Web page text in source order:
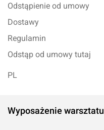
Odstąpienie od umowy
Dostawy
Regulamin
Odstąp od umowy tutaj
PL
Wyposażenie warsztatu